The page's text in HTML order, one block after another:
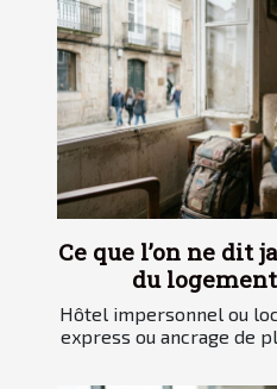
Ce que l’on ne dit
du
Hôtel impersonnel ou
express ou ancrage de